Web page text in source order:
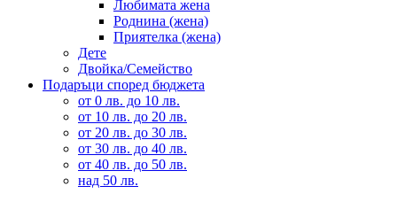
Любимата жена
Роднина (жена)
Приятелка (жена)
Дете
Двойка/Семейство
Подаръци според бюджета
от 0 лв. до 10 лв.
от 10 лв. до 20 лв.
от 20 лв. до 30 лв.
от 30 лв. до 40 лв.
от 40 лв. до 50 лв.
над 50 лв.